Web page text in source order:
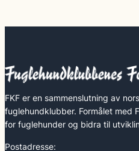
FKF er en sammenslutning av
fuglehundklubber. Formålet med
for fuglehunder og bidra til
Postadresse: